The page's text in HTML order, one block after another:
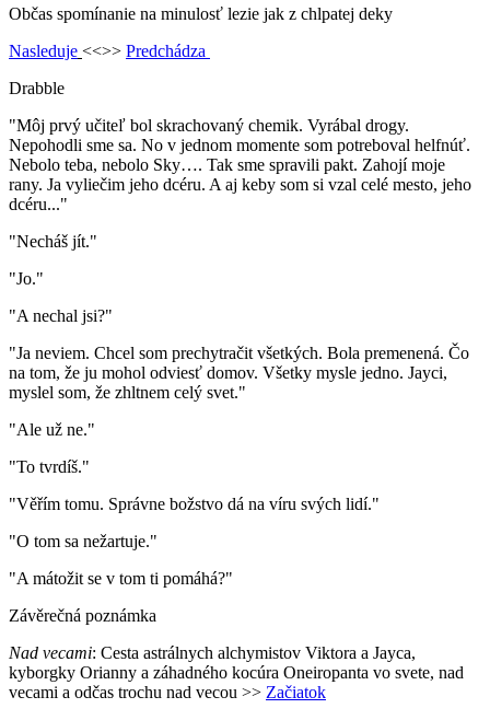
Občas spomínanie na minulosť lezie jak z chlpatej deky
Nasleduje <<>> Predchádza
Drabble
"Môj prvý učiteľ bol skrachovaný chemik. Vyrábal drogy.
Nepohodli sme sa. No v jednom momente som potreboval helfnúť.
Nebolo teba, nebolo Sky…. Tak sme spravili pakt. Zahojí moje
rany. Ja vyliečim jeho dcéru. A aj keby som si vzal celé mesto, jeho
dcéru..."
"Necháš jít."
"Jo."
"A nechal jsi?"
"Ja neviem. Chcel som prechytračit všetkých. Bola premenená. Čo
na tom, že ju mohol odviesť domov. Všetky mysle jedno. Jayci,
myslel som, že zhltnem celý svet."
"Ale už ne."
"To tvrdíš."
"Věřím tomu. Správne božstvo dá na víru svých lidí."
"O tom sa nežartuje."
"A mátožit se v tom ti pomáhá?"
Závěrečná poznámka
Nad vecami: Cesta astrálnych alchymistov Viktora a Jayca,
kyborgky Orianny a záhadného kocúra Oneiropanta vo svete, nad
vecami a odčas trochu nad vecou >> Začiatok